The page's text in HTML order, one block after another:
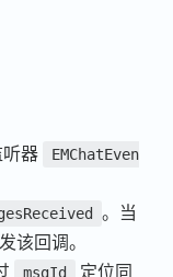
器
EMChatEven
。当
该回调。
msgId
定位同